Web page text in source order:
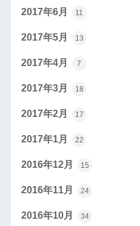
2017年6月 11
2017年5月 13
2017年4月 7
2017年3月 18
2017年2月 17
2017年1月 22
2016年12月 15
2016年11月 24
2016年10月 34